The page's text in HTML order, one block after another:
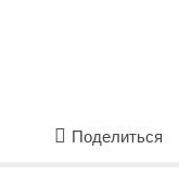
Поделиться